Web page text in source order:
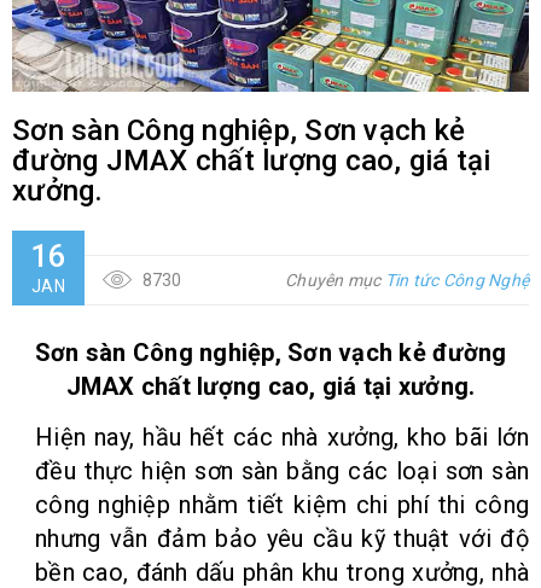
Sơn sàn Công nghiệp, Sơn vạch kẻ
đường JMAX chất lượng cao, giá tại
xưởng.
16
JAN 8730 Chuyên mục Tin tức Công Nghệ
Sơn sàn Công nghiệp, Sơn vạch kẻ đường
JMAX chất lượng cao, giá tại xưởng.
Hiện nay, hầu hết các nhà xưởng, kho bãi lớn
đều thực hiện sơn sàn bằng các loại sơn sàn
công nghiệp nhằm tiết kiệm chi phí thi công
nhưng vẫn đảm bảo yêu cầu kỹ thuật với độ
bền cao, đánh dấu phân khu trong xưởng, nhà